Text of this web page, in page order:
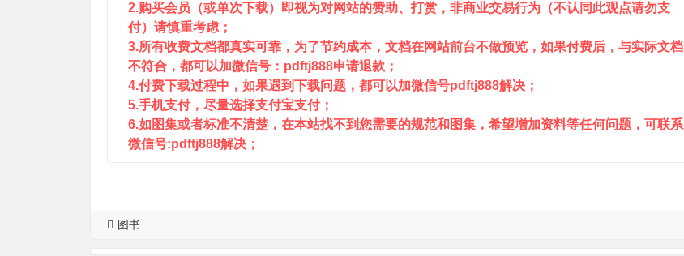
2.购买会员（或单次下载）即视为对网站的赞助、打赏，非商业交易行为（不认同此观点请勿支
付）请慎重考虑；
3.所有收费文档都真实可靠，为了节约成本，文档在网站前台不做预览，如果付费后，与实际文档
不符合，都可以加微信号：pdftj888申请退款；
4.付费下载过程中，如果遇到下载问题，都可以加微信号pdftj888解决；
5.手机支付，尽量选择支付宝支付；
6.如图集或者标准不清楚，在本站找不到您需要的规范和图集，希望增加资料等任何问题，可联系
微信号:pdftj888解决；
图书